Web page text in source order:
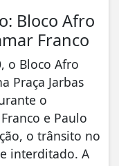
Bloco Afro
Franco
o Bloco Afro
Praça Jarbas
o
e Paulo
o trânsito no
interditado. A